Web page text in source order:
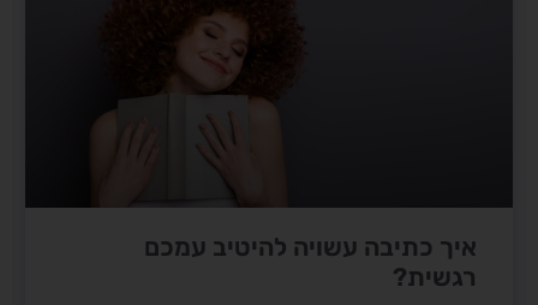
איך כתיבה עשויה להיטיב עמכם
רגשית?